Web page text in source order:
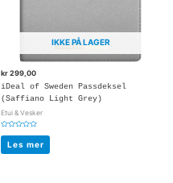
IKKE PÅ LAGER
kr299,00
iDeal of Sweden Passdeksel
(Saffiano Light Grey)
Etui & Vesker
Vurdert
av
5
Les mer